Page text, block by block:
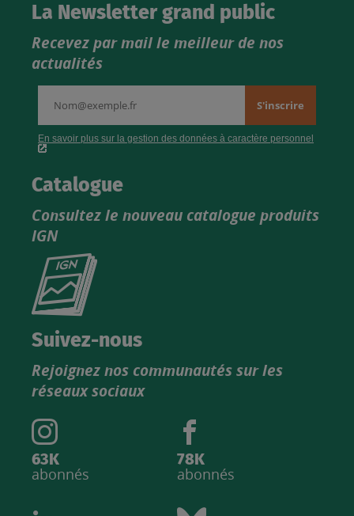
La Newsletter grand public
Recevez par mail le meilleur de nos
actualités
Catalogue
Consultez le nouveau catalogue produits
IGN
Consultez
catalogue
Suivez-nous
Rejoignez nos communautés sur les
réseaux sociaux
63K
abonnés
78K
abonnés